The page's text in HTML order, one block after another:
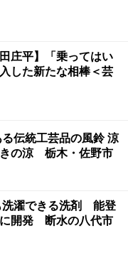
庄平】「乗ってはい
した新たな相棒＜芸
伝統工芸品の風鈴 涼
の涼 栃木・佐野市
洗濯できる洗剤 能登
開発 断水の八代市